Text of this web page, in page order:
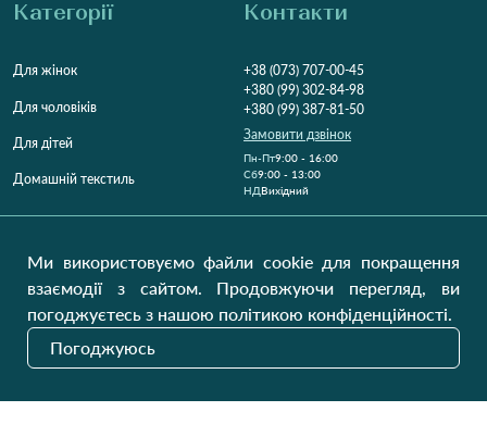
Категорії
Для жінок
Для чоловіків
Для дітей
Домашній текстиль
Контакти
+38 (073) 707-00-45
+380 (99) 302-84-98
+380 (99) 387-81-50
Замовити дзвінок
Пн-Пт9:00 - 16:00
Cб9:00 - 13:00
НДВихідний
Наші оновлення
Ми використовуємо файли cookie для покращення
взаємодії з сайтом. Продовжуючи перегляд, ви
погоджуєтесь з нашою політикою конфіденційності.
Погоджуюсь